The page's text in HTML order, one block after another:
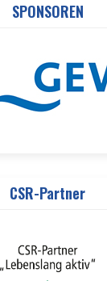
SPONSOREN
CSR-Partner